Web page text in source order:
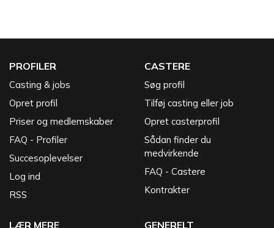
PROFILER
Casting & jobs
Opret profil
Priser og medlemskaber
FAQ - Profiler
Succesoplevelser
Log ind
RSS
CASTERE
Søg profil
Tilføj casting eller job
Opret casterprofil
Sådan finder du
medvirkende
FAQ - Castere
Kontrakter
LÆR MERE GENERELT